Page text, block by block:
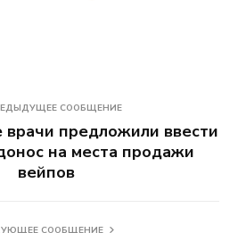
СООБЩЕНИЕ
предложили ввести
на места продажи
вейпов
СООБЩЕНИЕ